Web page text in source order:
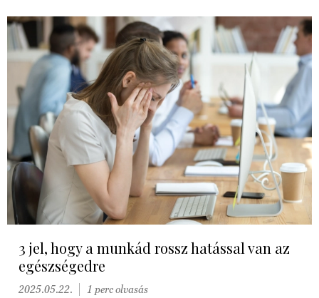
3 jel, hogy a munkád rossz hatással van az
egészségedre
2025.05.22. 1 perc olvasás